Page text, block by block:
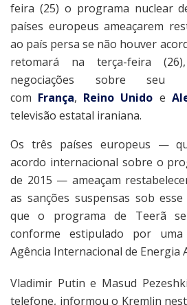
feira (25) o programa nuclear
países europeus ameaçarem
ao país persa se não houver
retomará na terça-feira
negociações sobre seu
com França, Reino Unido e
televisão estatal iraniana.
Os três países europeus —
acordo internacional sobre o
de 2015 — ameaçam
as sanções suspensas sob
que o programa de Teerã
conforme estipulado por
Agência Internacional de Energia
Vladimir Putin e Masud
telefone, informou o Kremlin